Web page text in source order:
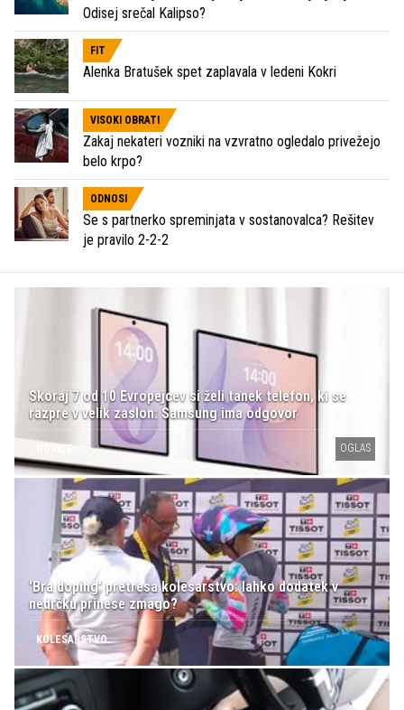
Odisej srečal Kalipso?
FIT
Alenka Bratušek spet zaplavala v ledeni Kokri
VISOKI OBRATI
Zakaj nekateri vozniki na vzvratno ogledalo privežejo
belo krpo?
ODNOSI
Se s partnerko spreminjata v sostanovalca? Rešitev
je pravilo 2-2-2
Skoraj 7 od 10 Evropejcev si želi tanek telefon, ki se
razpre v velik zaslon: Samsung ima odgovor
NOVICE OGLAS
'Bra doping' pretresa kolesarstvo: lahko dodatek v
nedrčku prinese zmago?
KOLESARSTVO